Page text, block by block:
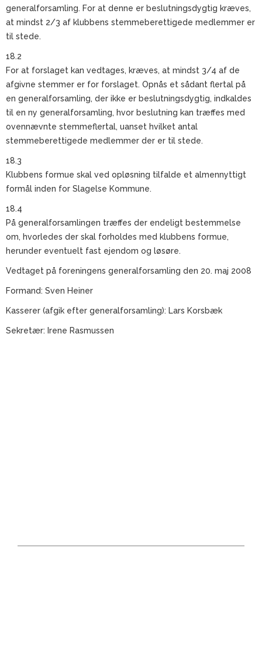
generalforsamling. For at denne er beslutningsdygtig kræves,
at mindst 2/3 af klubbens stemmeberettigede medlemmer er
til stede.
18.2
For at forslaget kan vedtages, kræves, at mindst 3/4 af de
afgivne stemmer er for forslaget. Opnås et sådant flertal på
en generalforsamling, der ikke er beslutningsdygtig, indkaldes
til en ny generalforsamling, hvor beslutning kan træffes med
ovennævnte stemmeflertal, uanset hvilket antal
stemmeberettigede medlemmer der er til stede.
18.3
Klubbens formue skal ved opløsning tilfalde et almennyttigt
formål inden for Slagelse Kommune.
18.4
På generalforsamlingen træffes der endeligt bestemmelse
om, hvorledes der skal forholdes med klubbens formue,
herunder eventuelt fast ejendom og løsøre.
Vedtaget på foreningens generalforsamling den 20. maj 2008
Formand: Sven Heiner
Kasserer (afgik efter generalforsamling): Lars Korsbæk
Sekretær: Irene Rasmussen